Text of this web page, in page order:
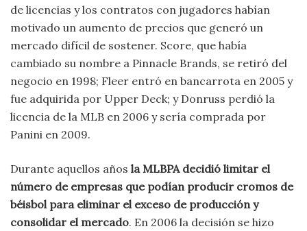
de licencias y los contratos con jugadores habían
motivado un aumento de precios que generó un
mercado difícil de sostener. Score, que había
cambiado su nombre a Pinnacle Brands, se retiró del
negocio en 1998; Fleer entró en bancarrota en 2005 y
fue adquirida por Upper Deck; y Donruss perdió la
licencia de la MLB en 2006 y sería comprada por
Panini en 2009.
Durante aquellos años la MLBPA decidió limitar el
número de empresas que podían producir cromos de
béisbol para eliminar el exceso de producción y
consolidar el mercado. En 2006 la decisión se hizo